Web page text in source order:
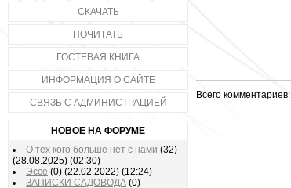
СКАЧАТЬ
ПОЧИТАТЬ
ГОСТЕВАЯ КНИГА
ИНФОРМАЦИЯ О САЙТЕ
СВЯЗЬ С АДМИНИСТРАЦИЕЙ
НОВОЕ НА ФОРУМЕ
О тех кого больше нет с нами (32)
(28.08.2025) (02:30)
Эссе (0) (22.02.2022) (12:24)
ЗАПИСКИ САДОВОДА (0)
Всего комментариев: